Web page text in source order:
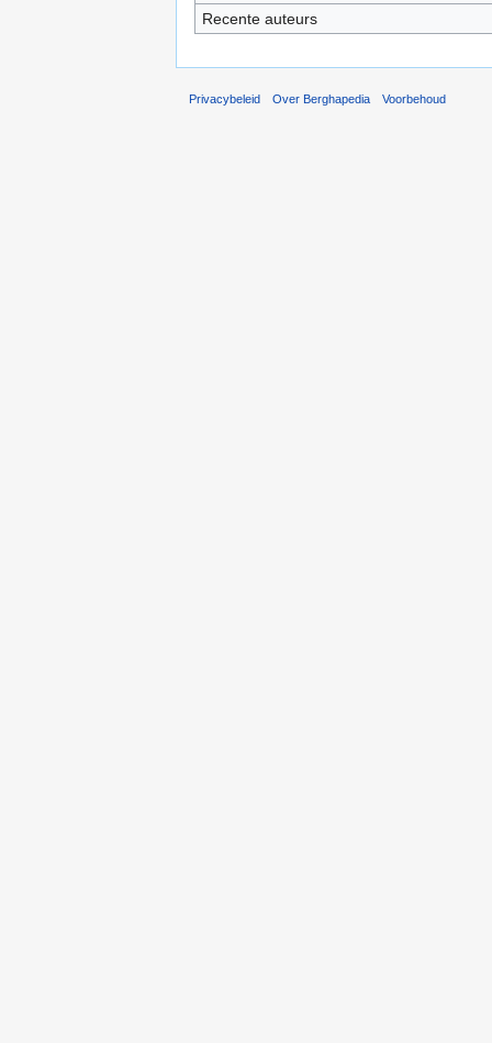
Recente auteurs
Privacybeleid Over Berghapedia Voorbehoud